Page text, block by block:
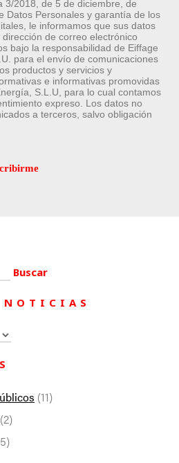
3/2018, de 5 de diciembre, de
Datos Personales y garantía de los
le informamos que sus datos
dirección de correo electrónico
bajo la responsabilidad de Eiffage
para el envío de comunicaciones
productos y servicios y
e informativas promovidas
S.L.U, para lo cual contamos
expreso. Los datos no
a terceros, salvo obligación
NOTICIAS
(11)
(2)